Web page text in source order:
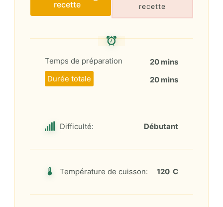
recette recette
Temps de préparation
20 mins
Durée totale
20 mins
Difficulté: Débutant
Température de cuisson: 120 C